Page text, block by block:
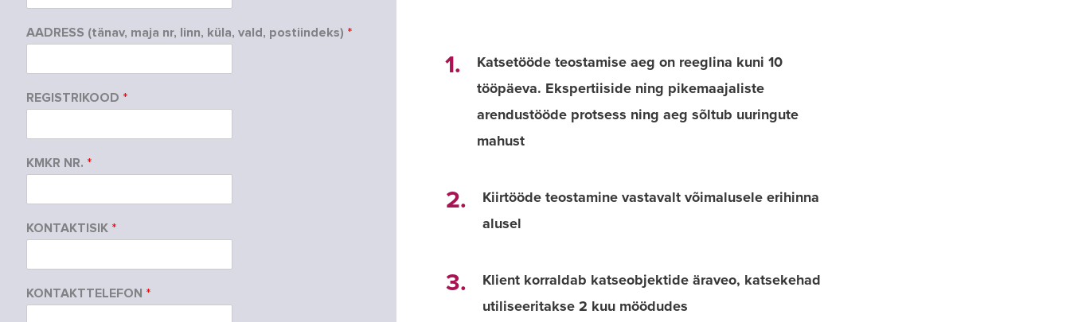
AADRESS (tänav, maja nr, linn, küla, vald, postiindeks) *
REGISTRIKOOD *
KMKR NR. *
KONTAKTISIK *
KONTAKTTELEFON *
1.
Katsetööde teostamise aeg on reeglina kuni 10
tööpäeva. Ekspertiiside ning pikemaajaliste
arendustööde protsess ning aeg sõltub uuringute
mahust
2.
Kiirtööde teostamine vastavalt võimalusele erihinna
alusel
3.
Klient korraldab katseobjektide äraveo, katsekehad
utiliseeritakse 2 kuu möödudes